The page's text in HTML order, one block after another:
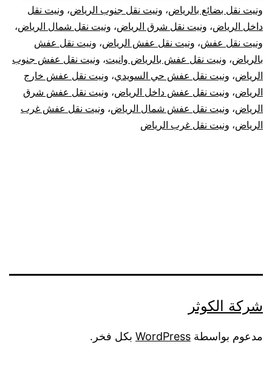
ونيت نقل بضائع بالرياض، ونيت نقل جنوب الرياض، ونيت نقل
داخل الرياض، ونيت نقل شرق الرياض، ونيت نقل شمال الرياض،
ونيت نقل عفش، ونيت نقل عفش الرياض، ونيت نقل عفش
بالرياض، ونيت نقل عفش بالرياض وانيت، ونيت نقل عفش جنوب
الرياض، ونيت نقل عفش حي السويدي، ونيت نقل عفش خارج
الرياض، ونيت نقل عفش داخل الرياض، ونيت نقل عفش شرق
الرياض، ونيت نقل عفش شمال الرياض، ونيت نقل عفش غرب
الرياض، ونيت نقل غرب الرياض
شركة الكوثر
مدعوم بواسطة WordPress بكل فخر.